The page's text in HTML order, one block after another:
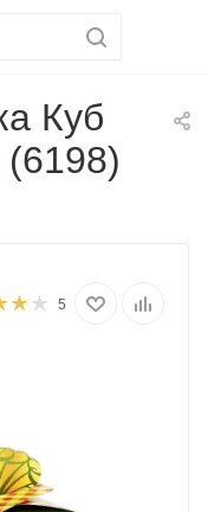
Куб
5